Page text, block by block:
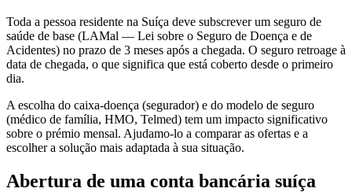
Toda a pessoa residente na Suíça deve subscrever um seguro de
saúde de base (LAMal — Lei sobre o Seguro de Doença e de
Acidentes) no prazo de 3 meses após a chegada. O seguro retroage à
data de chegada, o que significa que está coberto desde o primeiro
dia.
A escolha do caixa-doença (segurador) e do modelo de seguro
(médico de família, HMO, Telmed) tem um impacto significativo
sobre o prémio mensal. Ajudamo-lo a comparar as ofertas e a
escolher a solução mais adaptada à sua situação.
Abertura de uma conta bancária suíça